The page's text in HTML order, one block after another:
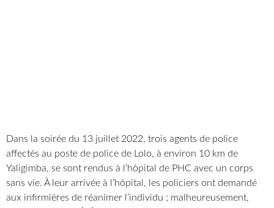
Dans la soirée du 13 juillet 2022, trois agents de police
affectés au poste de police de Lolo, à environ 10 km de
Yaligimba, se sont rendus à l’hôpital de PHC avec un corps
sans vie. À leur arrivée à l’hôpital, les policiers ont demandé
aux infirmières de réanimer l’individu ; malheureusement,